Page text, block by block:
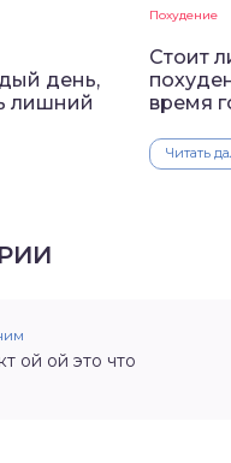
день,
лишний
Похудение
Стоит
время
Читать
ой ой это что